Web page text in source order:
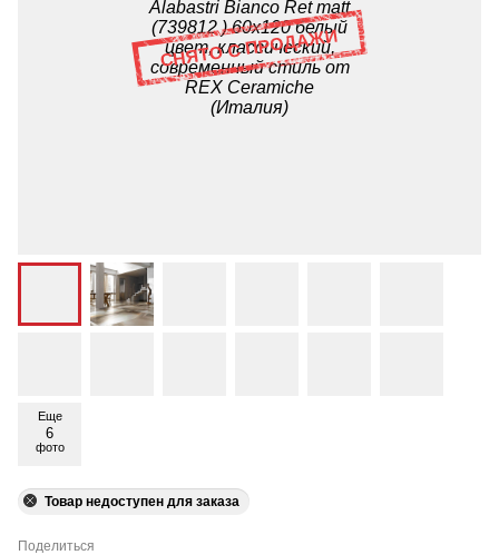
Еще
6
фото
Товар недоступен для заказа
Поделиться